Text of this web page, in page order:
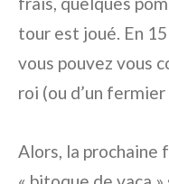
tour est joué. En
vous pouvez vous
roi (ou d’un
Alors, la prochaine